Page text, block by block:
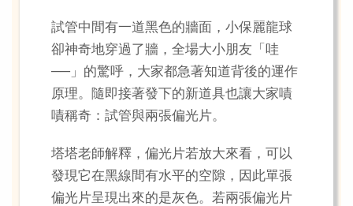
試管中間有一道黑色的牆面，小保麗龍球
卻神奇地穿過了牆，全場大小朋友「哇
──」的驚呼，大家都急著知道背後的運作
原理。隨即接著發下的新道具也讓大家嘖
嘖稱奇：試管與兩張偏光片。
塔塔老師解釋，偏光片若放大來看，可以
發現它在黑線間有水平的空隙，因此單張
偏光片呈現出來的是灰色。若兩張偏光片